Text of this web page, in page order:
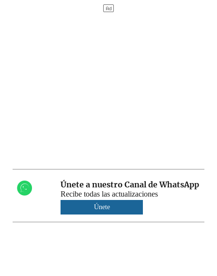
Únete a nuestro Canal de WhatsApp
Recibe todas las actualizaciones
Únete